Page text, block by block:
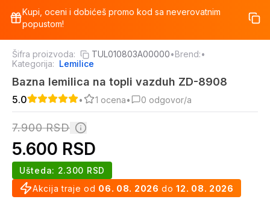
%
Kupi, oceni i dobićeš promo kod sa neverovatnim
popustom!
Šifra proizvoda: TUL010803A00000•Brend:•
Kategorija: Lemilice
Bazna lemilica na topli vazduh ZD-8908
5.0 • 1 ocena• 0 odgovor/a
7.900RSD
5.600 RSD
Akcija traje od 06. 08. 2026 do 12. 08. 2026
Ušteda: 2.300 RSD